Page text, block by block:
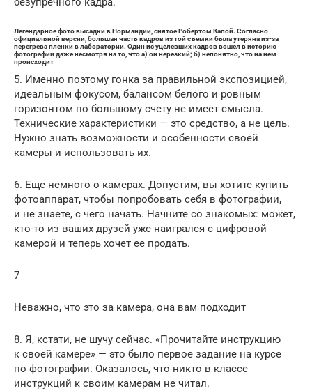
Легендарное фото высадки в Нормандии, снятое Робертом Капой. Согласно
официальной версии, большая часть кадров из той съемки была утеряна из-за
перегрева пленки в лаборатории. Один из уцелевших кадров вошел в историю
фотографии даже несмотря на то, что а) он нерезкий; б) непонятно, что на нем
происходит
5. Именно поэтому гонка за правильной экспозицией,
идеальным фокусом, балансом белого и ровным
горизонтом по большому счету не имеет смысла.
Технические характеристики — это средство, а не цель.
Нужно знать возможности и особенности своей
камеры и использовать их.
6. Еще немного о камерах. Допустим, вы хотите купить
фотоаппарат, чтобы попробовать себя в фотографии,
и не знаете, с чего начать. Начните со знакомых: может,
кто-то из ваших друзей уже наигрался с цифровой
камерой и теперь хочет ее продать.
7
Неважно, что это за камера, она вам подходит
8. Я, кстати, не шучу сейчас. «Прочитайте инструкцию
к своей камере» — это было первое задание на курсе
по фотографии. Оказалось, что никто в классе
инструкций к своим камерам не читал.